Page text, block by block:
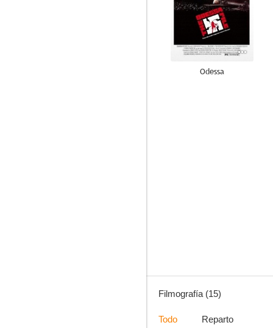
Odessa
Filmografía (15)
Todo Reparto